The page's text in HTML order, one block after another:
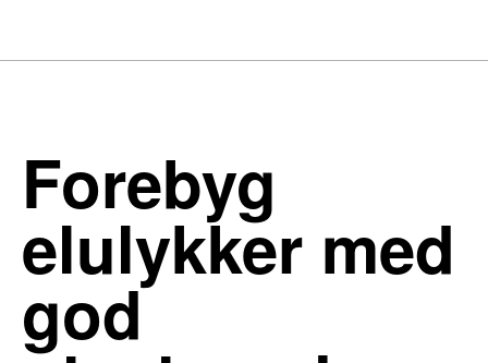
Forebyg
elulykker med
god